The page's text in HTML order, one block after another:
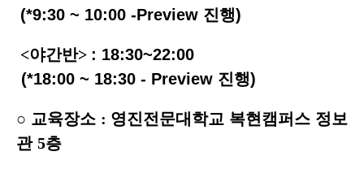
(*9:30 ~ 10:00 -Preview 진행)
<야간반> : 18:30~22:00
(*18:00 ~ 18:30 - Preview 진행)
○ 교육장소 : 영진전문대학교 복현캠퍼스 정보
관 5층